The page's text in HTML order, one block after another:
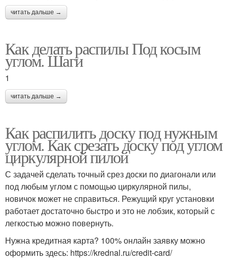
читать дальше →
Как делать распилы Под косым
углом. Шаги
1
читать дальше →
Как распилить доску под нужным
углом. Как срезать доску под углом
циркулярной пилой
С задачей сделать точный срез доски по диагонали или
под любым углом с помощью циркулярной пилы,
новичок может не справиться. Режущий круг установки
работает достаточно быстро и это не лобзик, который с
легкостью можно повернуть.
Нужна кредитная карта? 100% онлайн заявку можно
оформить здесь: https://krednal.ru/credit-card/